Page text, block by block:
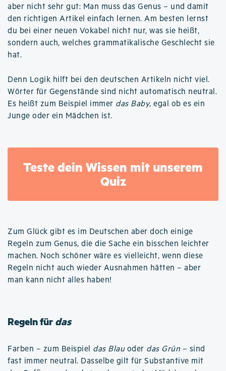
aber nicht sehr gut: Man muss das Genus – und damit
den richtigen Artikel einfach lernen. Am besten lernst
du bei einer neuen Vokabel nicht nur, was sie heißt,
sondern auch, welches grammatikalische Geschlecht sie
hat.
Denn Logik hilft bei den deutschen Artikeln nicht viel.
Wörter für Gegenstände sind nicht automatisch neutral.
Es heißt zum Beispiel immer das Baby, egal ob es ein
Junge oder ein Mädchen ist.
Teste dein Wissen mit unserem
Quiz
Zum Glück gibt es im Deutschen aber doch einige
Regeln zum Genus, die die Sache ein bisschen leichter
machen. Noch schöner wäre es vielleicht, wenn diese
Regeln nicht auch wieder Ausnahmen hätten – aber
man kann nicht alles haben!
Regeln fürdas
Farben – zum Beispiel das Blauoder das Grün – sind
fast immer neutral. Dasselbe gilt für Substantive mit